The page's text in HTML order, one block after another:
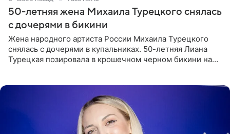
50-летняя жена Михаила Турецкого снялась
с дочерями в бикини
Жена народного артиста России Михаила Турецкого
снялась с дочерями в купальниках. 50-летняя Лиана
Турецкая позировала в крошечном черном бикини на